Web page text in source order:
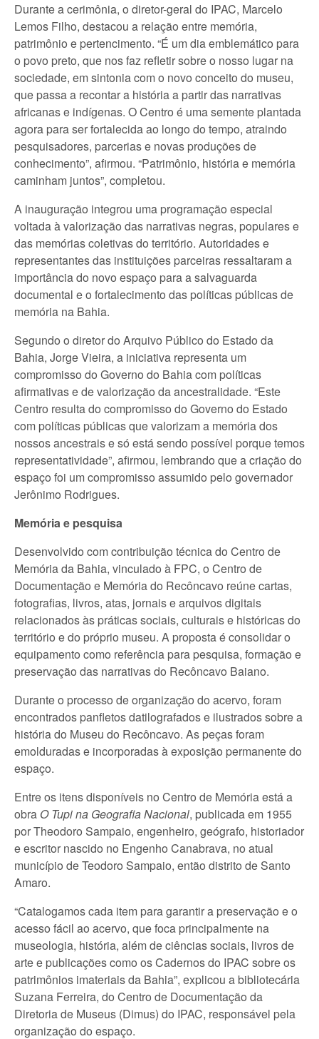
Durante a cerimônia, o diretor-geral do IPAC, Marcelo
Lemos Filho, destacou a relação entre memória,
patrimônio e pertencimento. “É um dia emblemático para
o povo preto, que nos faz refletir sobre o nosso lugar na
sociedade, em sintonia com o novo conceito do museu,
que passa a recontar a história a partir das narrativas
africanas e indígenas. O Centro é uma semente plantada
agora para ser fortalecida ao longo do tempo, atraindo
pesquisadores, parcerias e novas produções de
conhecimento”, afirmou. “Patrimônio, história e memória
caminham juntos”, completou.
A inauguração integrou uma programação especial
voltada à valorização das narrativas negras, populares e
das memórias coletivas do território. Autoridades e
representantes das instituições parceiras ressaltaram a
importância do novo espaço para a salvaguarda
documental e o fortalecimento das políticas públicas de
memória na Bahia.
Segundo o diretor do Arquivo Público do Estado da
Bahia, Jorge Vieira, a iniciativa representa um
compromisso do Governo do Bahia com políticas
afirmativas e de valorização da ancestralidade. “Este
Centro resulta do compromisso do Governo do Estado
com políticas públicas que valorizam a memória dos
nossos ancestrais e só está sendo possível porque temos
representatividade”, afirmou, lembrando que a criação do
espaço foi um compromisso assumido pelo governador
Jerônimo Rodrigues.
Memória e pesquisa
Desenvolvido com contribuição técnica do Centro de
Memória da Bahia, vinculado à FPC, o Centro de
Documentação e Memória do Recôncavo reúne cartas,
fotografias, livros, atas, jornais e arquivos digitais
relacionados às práticas sociais, culturais e históricas do
território e do próprio museu. A proposta é consolidar o
equipamento como referência para pesquisa, formação e
preservação das narrativas do Recôncavo Baiano.
Durante o processo de organização do acervo, foram
encontrados panfletos datilografados e ilustrados sobre a
história do Museu do Recôncavo. As peças foram
emolduradas e incorporadas à exposição permanente do
espaço.
Entre os itens disponíveis no Centro de Memória está a
obra O Tupi na Geografia Nacional, publicada em 1955
por Theodoro Sampaio, engenheiro, geógrafo, historiador
e escritor nascido no Engenho Canabrava, no atual
município de Teodoro Sampaio, então distrito de Santo
Amaro.
“Catalogamos cada item para garantir a preservação e o
acesso fácil ao acervo, que foca principalmente na
museologia, história, além de ciências sociais, livros de
arte e publicações como os Cadernos do IPAC sobre os
patrimônios imateriais da Bahia”, explicou a bibliotecária
Suzana Ferreira, do Centro de Documentação da
Diretoria de Museus (Dimus) do IPAC, responsável pela
organização do espaço.